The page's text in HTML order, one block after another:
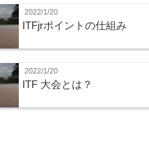
2022/1/20
ITFjrポイントの仕組み
2022/1/20
ITF 大会とは？